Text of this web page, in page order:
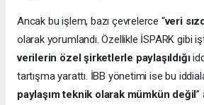
Ancak bu işlem, bazı çevrelerce “veri
olarak yorumlandı. Özellikle İSPARK gibi
verilerin özel şirketlerle paylaşıldığı
tartışma yarattı. İBB yönetimi ise bu
paylaşım teknik olarak mümkün değil”